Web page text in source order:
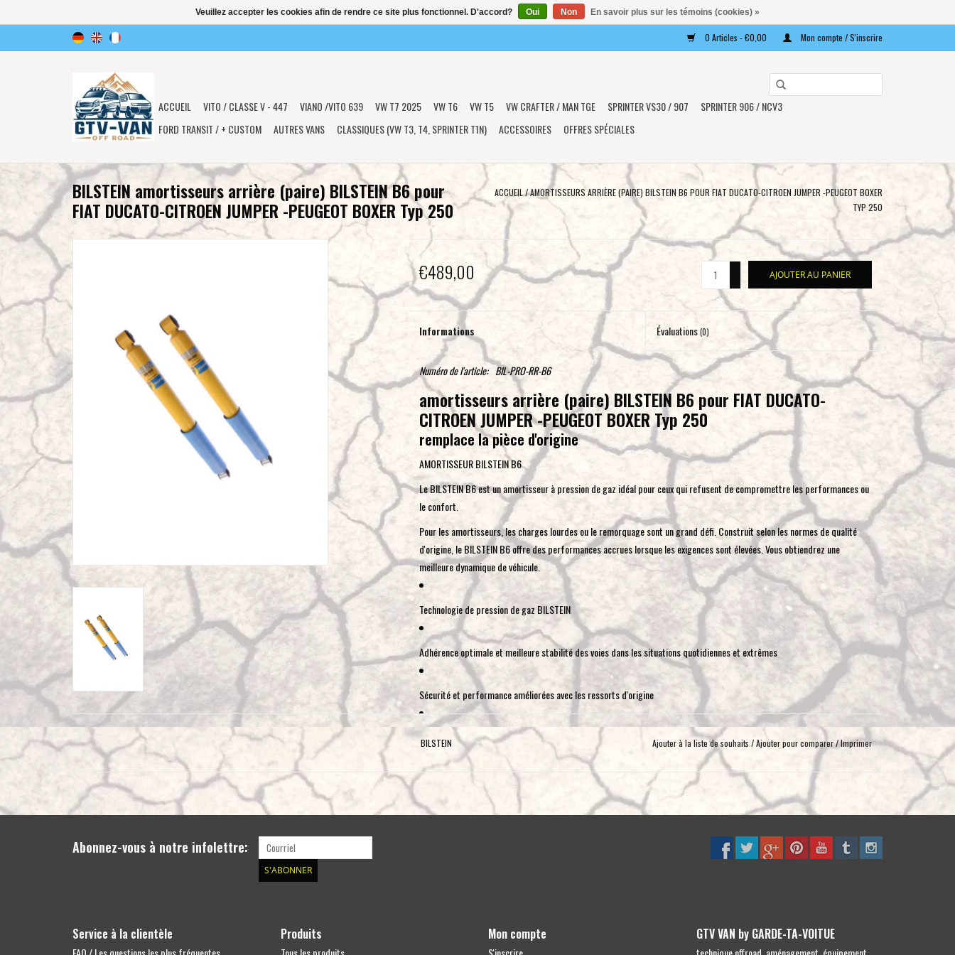
0 Articles - €0,00 Mon compte / S'inscrire
sélectionner
résultat
Entrée
pour
de
recherche
sélectionné.
Les
utilisateurs
d'appareils
tactiles
peuvent
de
gestes
tels
toucher
et
glisser.
ACCUEIL VITO / CLASSE V - 447 VIANO /VITO 639 VW T7 2025 VW T6 VW T5 VW CRAFTER / MAN TGE SPRINTER VS30 / 907
SPRINTER 906 / NCV3
FORD TRANSIT / + CUSTOM
AUTRES VANS CLASSIQUES (VW T3, T4, SPRINTER T1N) ACCESSOIRES OFFRES SPÉCIALES
BILSTEIN amortisseurs arrière (paire) BILSTEIN B6 pour
FIAT DUCATO-CITROEN JUMPER -PEUGEOT BOXER Typ 250
ACCUEIL/AMORTISSEURS ARRIÈRE (PAIRE) BILSTEIN B6 POUR FIAT DUCATO-CITROEN JUMPER -PEUGEOT BOXER
TYP 250
€489,00 AJOUTER AU PANIER
Informations Évaluations(0)
Numéro de l'article: BIL-PRO-RR-B6
amortisseurs arrière (paire) BILSTEIN B6 pour FIAT DUCATO-
CITROEN JUMPER -PEUGEOT BOXER Typ 250
remplace la pièce d'origine
AMORTISSEUR BILSTEIN B6
Le BILSTEIN B6 est un amortisseur à pression de gaz idéal pour ceux qui refusent de compromettre les performances ou
le confort.
Pour les amortisseurs, les charges lourdes ou le remorquage sont un grand défi. Construit selon les normes de qualité
d'origine, le BILSTEIN B6 offre des performances accrues lorsque les exigences sont élevées. Vous obtiendrez une
meilleure dynamique de véhicule.
Technologie de pression de gaz BILSTEIN
Adhérence optimale et meilleure stabilité des voies dans les situations quotidiennes et extrêmes
Sécurité et performance améliorées avec les ressorts d'origine
Manutention précise
Technologie monotube inversée BILSTEIN disponible
BILSTEIN Ajouter à la liste de souhaits /Ajouter pour comparer/Imprimer
Abonnez-vous à notre infolettre:
S'ABONNER
Service à la clientèle Produits Mon compte GTV VAN by GARDE-TA-VOITUE
Veuillez accepter les cookies afin de rendre ce site plus fonctionnel. D'accord? Oui Non En savoir plus sur les témoins (cookies) »